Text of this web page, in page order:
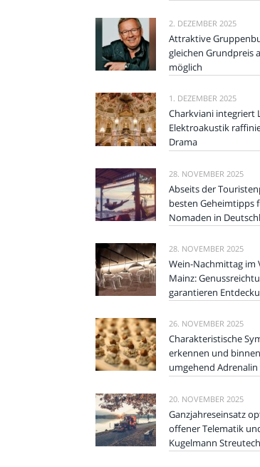
2. DEZEMBER 2025
Attraktive
gleichen Grundpreis
möglich
1. DEZEMBER 2025
Charkviani integriert
Elektroakustik
Drama
28. NOVEMBER 2025
Abseits der
besten Geheimtipps
Nomaden in
28. NOVEMBER 2025
Wein-Nachmittag im
Mainz:
garantieren
26. NOVEMBER 2025
Charakteristische
erkennen und
umgehend
20. NOVEMBER 2025
Ganzjahreseinsatz
offener Telematik
Kugelmann